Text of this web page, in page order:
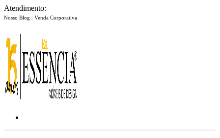
Atendimento:
Nosso Blog | Venda Corporativa